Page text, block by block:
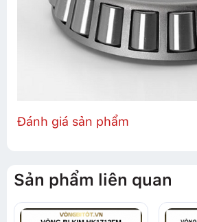
Đánh giá sản phẩm
Sản phẩm liên quan